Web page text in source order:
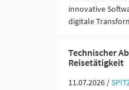
innovative
digitale
Technischer
Reisetätigkeit
11.07.2026 /